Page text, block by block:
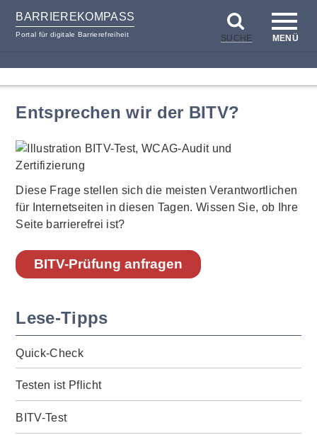
BARRIEREKOMPASS
Portal für digitale Barrierefreiheit SUCHE MENÜ
Entsprechen wir der BITV?
Diese Frage stellen sich die meisten Verantwortlichen
für Internetseiten in diesen Tagen. Wissen Sie, ob Ihre
Seite barrierefrei ist?
BITV-Prüfung anfragen
Lese-Tipps
Quick-Check
Testen ist Pflicht
BITV-Test